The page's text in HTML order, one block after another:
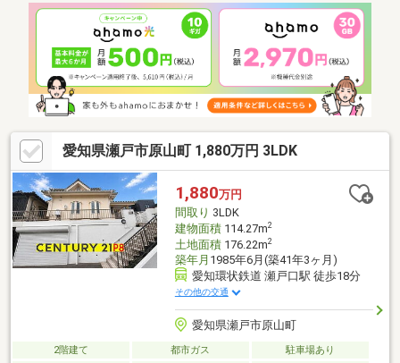
愛知県瀬戸市原山町 1,880万円 3LDK
1,880万円
間取り 3LDK
建物面積114.27m2
土地面積176.22m2
築年月 1985年6月(築41年3ヶ月)
愛知環状鉄道 瀬戸口駅 徒歩18分
その他の交通
愛知県瀬戸市原山町
2階建て 都市ガス
駐車場あり